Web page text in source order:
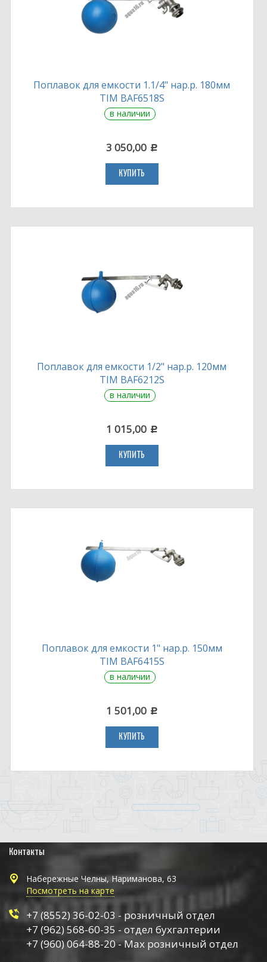
Поплавок для емкости 1.1/4" нар.р. 180мм
TIM BAF6518S
в наличии
3 050,00 c
КУПИТЬ
Поплавок для емкости 1/2" нар.р. 120мм
TIM BAF6212S
в наличии
1 015,00 c
КУПИТЬ
Поплавок для емкости 1" нар.р. 150мм
TIM BAF6415S
в наличии
1 501,00 c
КУПИТЬ
Контакты
Набережные Челны, Нариманова, 63
Посмотреть на карте
+7 (8552) 36-02-03 - розничный отдел
+7 (962) 568-60-35 - отдел бухгалтерии
+7 (960) 064-88-20 - Max розничный отдел